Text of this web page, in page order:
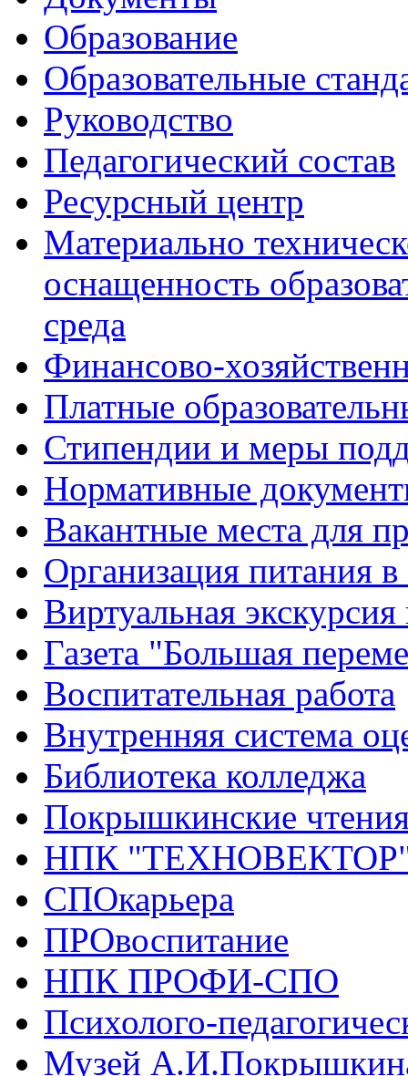
Образование
Образовательные
Руководство
Педагогический состав
Ресурсный центр
Материально
оснащенность
среда
Финансово-
Платные
Стипендии и меры
Нормативные
Вакантные места для
Организация питания в
Виртуальная
Газета "Большая
Воспитательная работа
Внутренняя система
Библиотека колледжа
Покрышкинские
НПК
СПОкарьера
ПРОвоспитание
НПК ПРОФИ-СПО
Психолого-
Музей